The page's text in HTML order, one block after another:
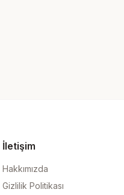
İletişim
Hakkımızda
Gizlilik Politikası